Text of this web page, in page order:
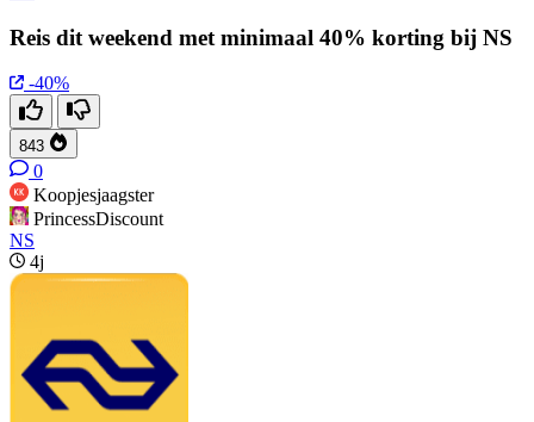
Reis dit weekend met minimaal 40% korting bij NS
-40%
843
0
Koopjesjaagster
PrincessDiscount
NS
4j